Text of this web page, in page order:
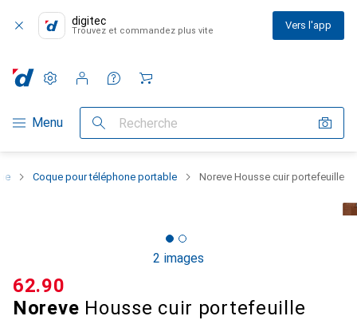
digitec
Trouvez et commandez plus vite Vers l'app
Navigation par catégorie
Menu Recherche
Paramètres
Compte client
Listes de comparaison
Listes d'envies
Panier
Coque pour téléphone portable Noreve Housse cuir portefeuille
2 images
Noreve Housse cuir portefeuille
CHF
62.90